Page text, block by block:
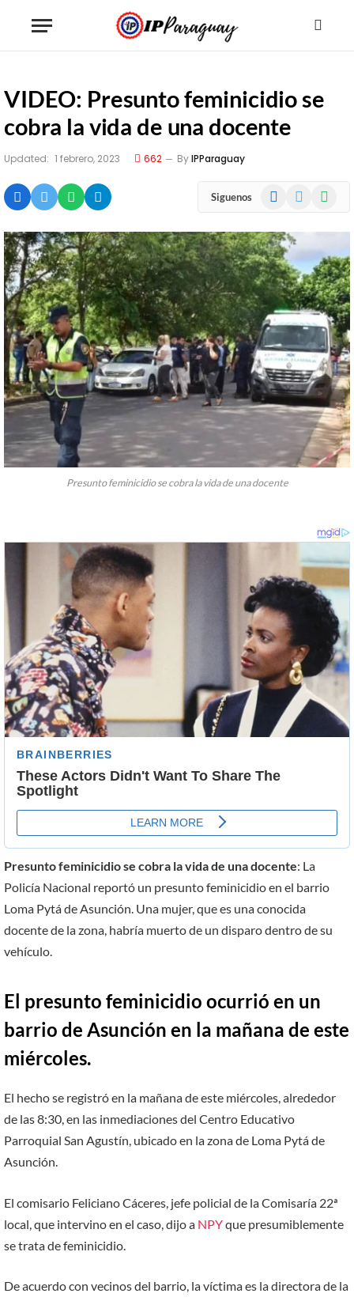
VIDEO: Presunto feminicidio se
cobra la vida de una docente
Updated: 1 febrero, 2023 662 ByIPParaguay
Siguenos Facebook
Presunto feminicidio se cobra la vida de una docente
Presunto feminicidio se cobra la vida de una docente: La
Policía Nacional reportó un presunto feminicidio en el barrio
Loma Pytá de Asunción. Una mujer, que es una conocida
docente de la zona, habría muerto de un disparo dentro de su
vehículo.
El presunto feminicidio ocurrió en un
barrio de Asunción en la mañana de este
miércoles.
El hecho se registró en la mañana de este miércoles, alrededor
de las 8:30, en las inmediaciones del Centro Educativo
Parroquial San Agustín, ubicado en la zona de Loma Pytá de
Asunción.
El comisario Feliciano Cáceres, jefe policial de la Comisaría 22ª
local, que intervino en el caso, dijo a NPYque presumiblemente
se trata de feminicidio.
De acuerdo con vecinos del barrio, la víctima es la directora de la